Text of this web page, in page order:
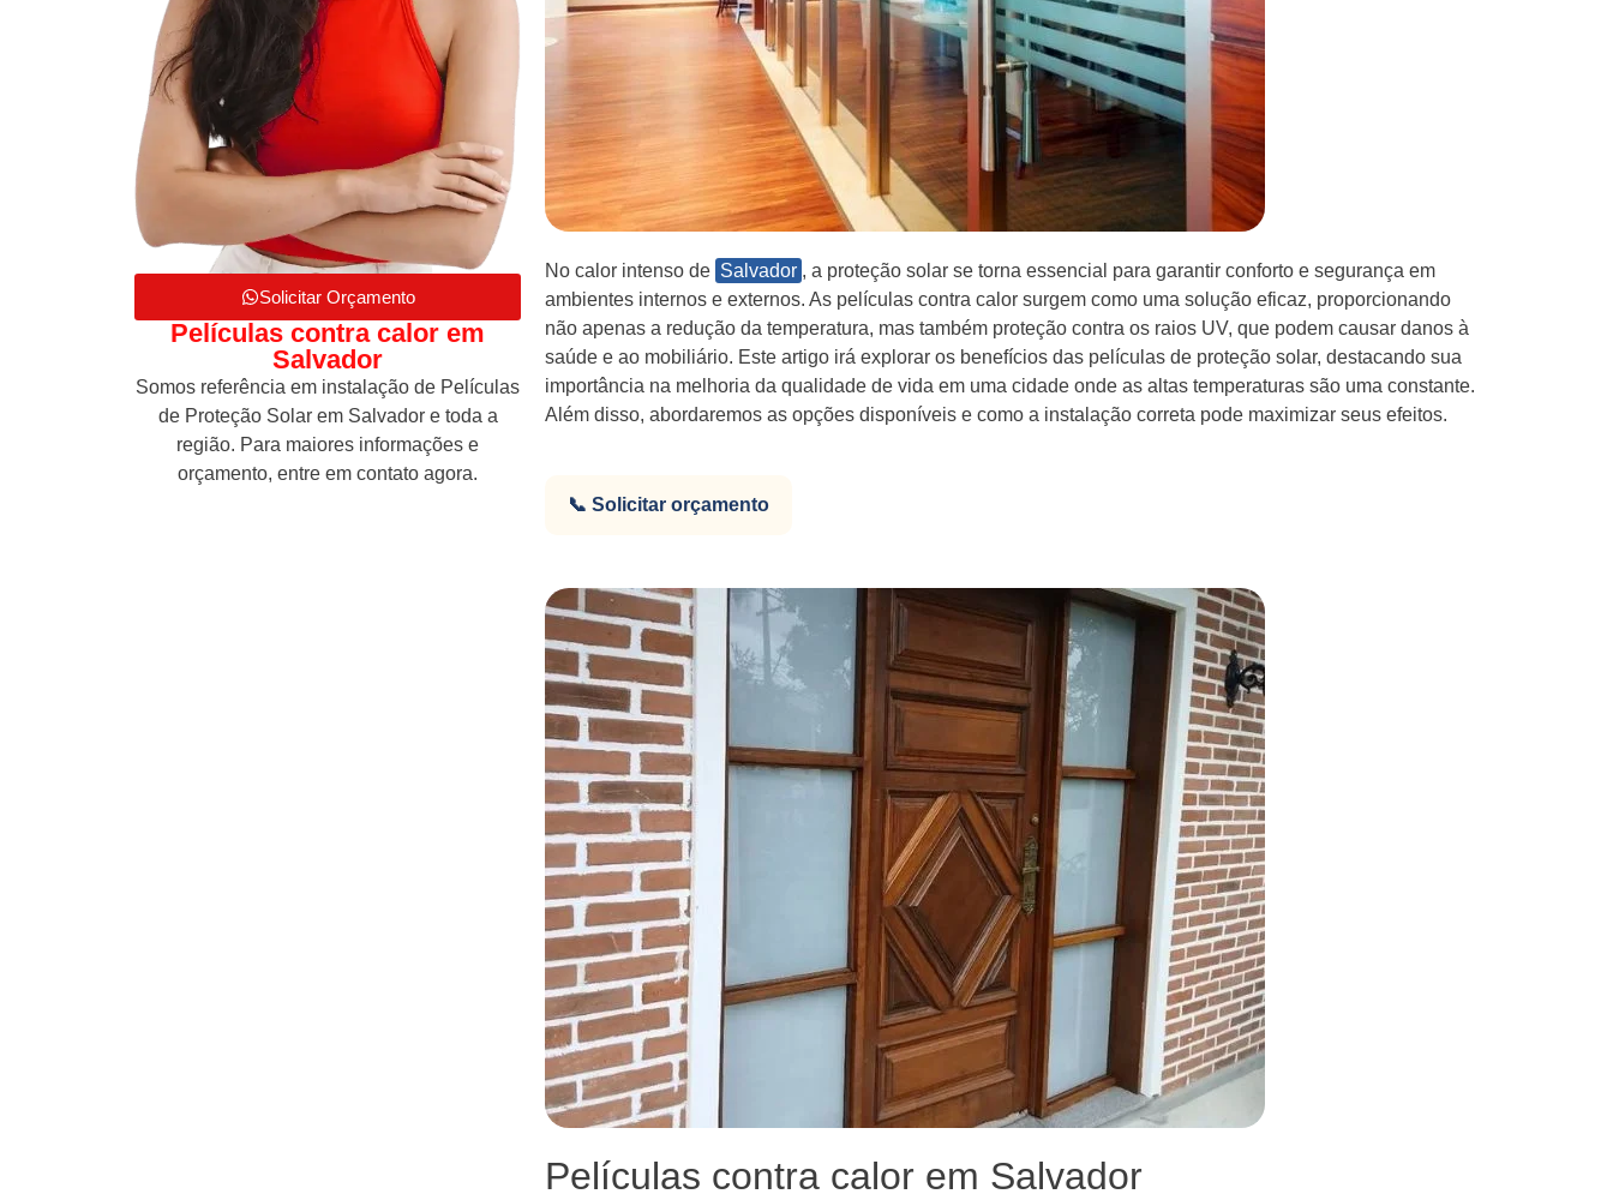
Solicitar Orçamento
Películas contra calor em
Salvador
Somos referência em instalação de Películas
de Proteção Solar em Salvador e toda a
região. Para maiores informações e
orçamento, entre em contato agora.
No calor intenso de Salvador , a proteção solar se torna essencial para garantir conforto e segurança em
ambientes internos e externos. As películas contra calor surgem como uma solução eficaz, proporcionando
não apenas a redução da temperatura, mas também proteção contra os raios UV, que podem causar danos à
saúde e ao mobiliário. Este artigo irá explorar os benefícios das películas de proteção solar, destacando sua
importância na melhoria da qualidade de vida em uma cidade onde as altas temperaturas são uma constante.
Além disso, abordaremos as opções disponíveis e como a instalação correta pode maximizar seus efeitos.
📞 Solicitar orçamento
Películas contra calor em Salvador